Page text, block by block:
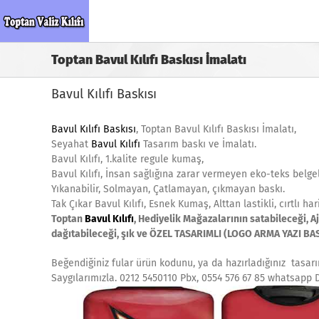
to
Toptan Bavul Kılıfı Baskısı İmalatı
Bavul Kılıfı Baskısı
Bavul Kılıfı Baskısı, Toptan Bavul Kılıfı Baskısı İmalatı,
Seyahat Bavul Kılıfı Tasarım baskı ve İmalatı.
Bavul Kılıfı, 1.kalite regule kumaş,
Bavul Kılıfı, İnsan sağlığına zarar vermeyen eko-teks
Yıkanabilir, Solmayan, Çatlamayan, çıkmayan baskı.
Tak Çıkar Bavul Kılıfı, Esnek Kumaş, Alttan lastikli, cırtlı
ToptanBavul Kılıfı, Hediyelik Mağazalarının satabileceği,
dağıtabileceği, şık ve ÖZEL TASARIMLI (LOGO ARMA YAZI
Beğendiğiniz fular ürün kodunu, ya da hazırladığınız
Saygılarımızla. 0212 5450110 Pbx, 0554 576 67 85